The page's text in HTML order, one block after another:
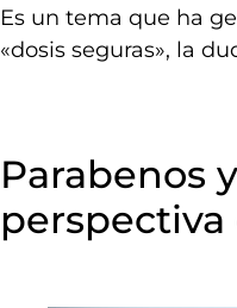
Es un tema que ha
«dosis seguras», la
Parabenos